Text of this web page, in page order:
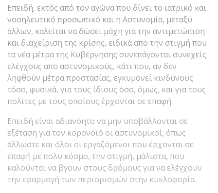
Επειδή, εκτός από τον αγώνα που δίνει το ιατρικό και
νοσηλευτικό προσωπικό και η Αστυνομία, μεταξύ
άλλων, καλείται να δώσει μάχη για την αντιμετώπιση
και διαχείριση της κρίσης, ειδικά απο την στιγμή που
τα νέα μέτρα της Kυβέρνησης συνεπάγονται συνεχείς
ελέγχους απο αστυνομικούς, κάτι που, αν δεν
ληφθούν μέτρα προστασίας, εγκυμονεί κινδύνους
τόσο, φυσικά, για τους ίδιους όσο, όμως, και για τους
πολίτες με τους οποίους έρχονται σε επαφή.
Επειδή είναι αδιανόητο να μην υποβάλλονται σε
εξέταση για τον κορονοϊό οι αστυνομικοί, όπως
άλλωστε και όλοι οι εργαζόμενοι που έρχονται σε
επαφή με πολυ κόσμο, την στιγμή, μάλιστα, που
καλούνται να βγουν στους δρόμους για να ελέγχουν
την εφαρμογή των περιορισμών στην κυκλοφορία.